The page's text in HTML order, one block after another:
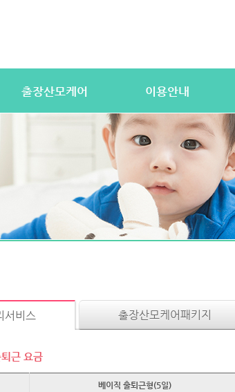
출장산모케어 이용안내
이용절차
이용요금
대여용품
이용약관
서비스 출장산모케어패키지
근 요금
베이직 출퇴근형(5일)